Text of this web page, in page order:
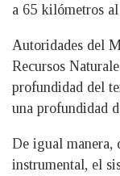
a 65 kilómetros
Autoridades del
Recursos
profundidad del
una profundidad
De igual manera,
instrumental, el